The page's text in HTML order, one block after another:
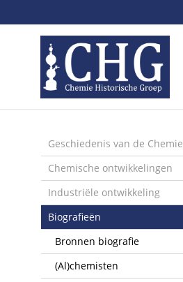
links
Spring
naar
de
inhoud
naar
het
menu
Geschiedenis van de Chemie
Chemische ontwikkelingen
Industriële ontwikkeling
Biografieën
Bronnen biografie
(Al)chemisten